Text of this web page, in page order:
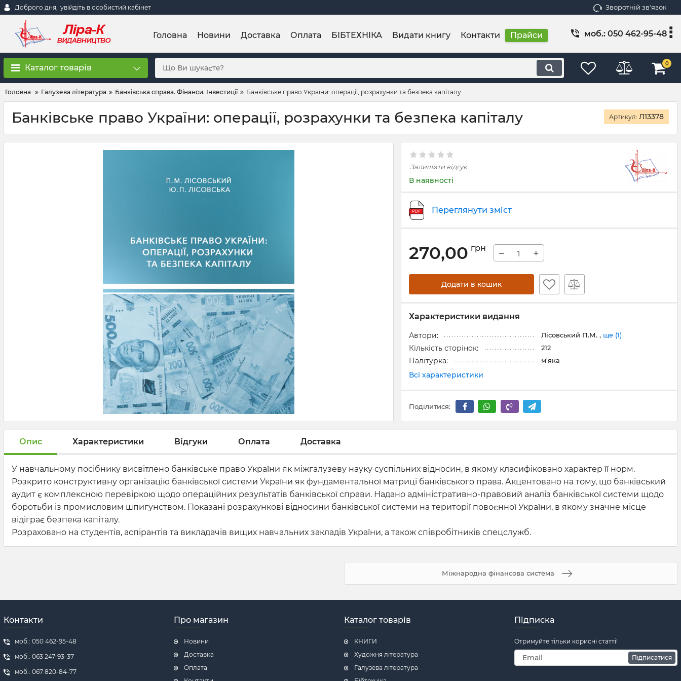
Доброго дня, увійдіть в особистий кабінет Зворотній зв'язок
Головна Новини Доставка Оплата БІБТЕХНІКА Видати книгу Контакти Прайси моб.: 050 462-95-48
Каталог товарів 0
Головна Галузева література Банківська справа. Фінанси. Інвестиції Банківське право України: операції, розрахунки та безпека капіталу
Банківське право України: операції, розрахунки та безпека капіталу Артикул: Л13378
Залишити відгук
В наявності
Переглянути зміст
270,00 грн − +
Додати в кошик
Характеристики видання
Автори: Лісовський П.М. , ще (1)
Кількість сторінок: 212
Палітурка: м'яка
Всі характеристики
Поділитися:
Опис Характеристики Відгуки Оплата Доставка
У навчальному посібнику висвітлено банківське право України як міжгалузеву науку суспільних відносин, в якому класифіковано характер її норм.
Розкрито конструктивну організацію банківської системи України як фундаментальної матриці банківського права. Акцентовано на тому, що банківський
аудит є комплексною перевіркою щодо операційних результатів банківської справи. Надано адміністративно-правовий аналіз банківської системи щодо
боротьби із промисловим шпигунством. Показані розрахункові відносини банківської системи на території повоєнної України, в якому значне місце
відіграє безпека капіталу.
Розраховано на студентів, аспірантів та викладачів вищих навчальних закладів України, а також співробітників спецслужб.
Міжнародна фінансова система
Контакти
моб.: 050 462-95-48
моб.: 063 247-93-37
моб.: 067 820-84-77
Про магазин
Новини
Доставка
Оплата
Каталог товарів
КНИГИ
Художня література
Галузева література
Підписка
Отримуйте тільки корисні статті!
Підписатися